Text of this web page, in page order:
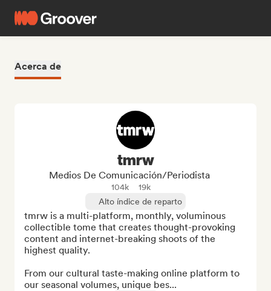
Acerca de
tmrw
Medios De Comunicación/Periodista
104k
19k
Alto índice de reparto
tmrw is a multi-platform, monthly, voluminous
collectible tome that creates thought-provoking
content and internet-breaking shoots of the
highest quality.
From our cultural taste-making online platform to
our seasonal volumes, unique bes...